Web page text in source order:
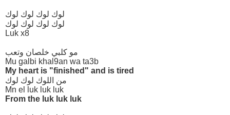
لوك لوك لوك لوك
لوك لوك لوك لوك
Luk x8
مو كلبي خلصان وتعب
Mu galbi khal9an wa ta3b
My heart is "finished" and is tired
من اللوك لوك لوك
Mn el luk luk luk
From the luk luk luk